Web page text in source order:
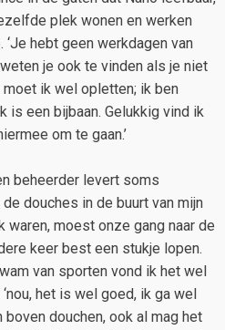
plek wonen en werken
hebt geen werkdagen van
je ook te vinden als je niet
moet ik wel opletten; ik ben
is een bijbaan. Gelukkig vind ik
om te gaan.’
beheerder levert soms
douches in de buurt van mijn
waren, moest onze gang naar de
keer best een stukje lopen.
van sporten vond ik het wel
het is wel goed, ik ga wel
douchen, ook al mag het